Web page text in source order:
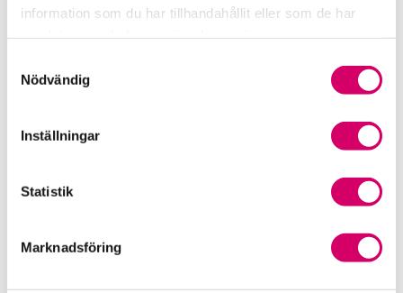
information som du har tillhandahållit eller som de har
Nödvändig
Inställningar
Statistik
Marknadsföring
Tidningen Konsulten
Öppet brev till Myndigheten för yrkeshögskolan
Framtidsutsikter i lönebranschen